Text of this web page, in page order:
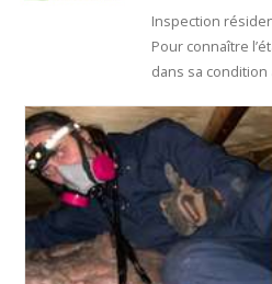
Inspection
Pour connaître
dans sa